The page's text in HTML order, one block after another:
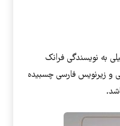
به نویسندگی فرانک
و زیرنویس فارسی چسبیده